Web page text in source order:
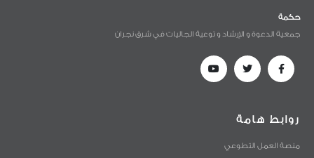
حكمة
جمعية الدعوة و الإرشاد و توعية الجاليات في شرق نجران
روابط هامة
منصة العمل التطوعي